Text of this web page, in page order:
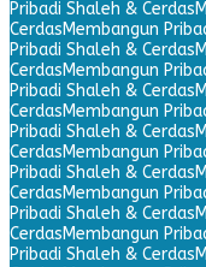
Pribadi Shaleh & Cerdas
CerdasMembangun
Pribadi Shaleh & Cerdas
CerdasMembangun
Pribadi Shaleh & Cerdas
CerdasMembangun
Pribadi Shaleh & Cerdas
CerdasMembangun
Pribadi Shaleh & Cerdas
CerdasMembangun
Pribadi Shaleh & Cerdas
CerdasMembangun
Pribadi Shaleh & Cerdas